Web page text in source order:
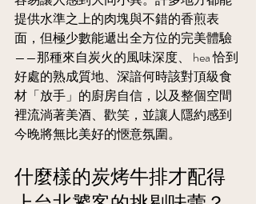
提供水準之上的肉塊與不錯的香煎表
面，但極少數能遞出全方位的完美體驗
——那種來自炭火的風味深度、 hea 恰到
好處的熟成質地、深諳何時該對頂級食
材「放手」的廚房自信，以及整個空間
裡流淌著美酒、歡笑，並讓人隱約感到
今晚將無比美好的愜意氛圍。
什麼樣的炭烤牛排才配得